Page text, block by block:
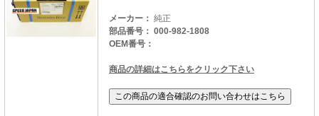
メーカー： 純正
部品番号： 000-982-1808
OEM番号：
商品の詳細はこちらをクリック下さい